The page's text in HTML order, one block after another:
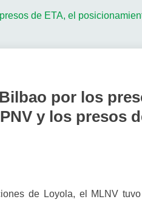
de ETA, el
por los
y los presos
de Loyola, el MLNV